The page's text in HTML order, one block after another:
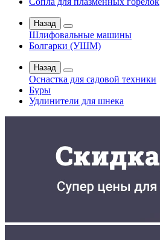
Назад
Шлифовальные машины
Болгарки (УШМ)
Назад
Оснастка для садовой техники
Буры
Удлинители для шнека